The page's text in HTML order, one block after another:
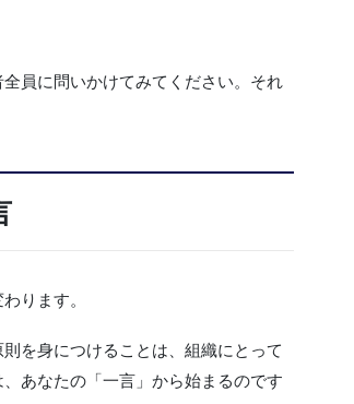
員に問いかけてみてください。それ
ります。
を身につけることは、組織にとって
あなたの「一言」から始まるのです